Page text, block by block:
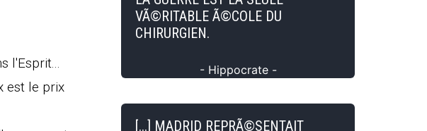
l'Esprit...
est le prix
VÃ©RITABLE Ã©COLE DU
CHIRURGIEN.
- Hippocrate -
[...] MADRID REPRÃ©SENTAIT